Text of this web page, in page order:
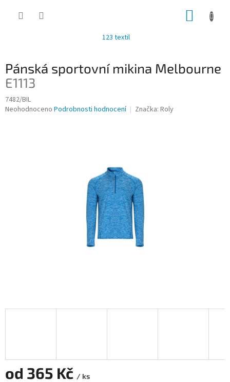
123 textil
Pánská sportovní mikina Melbourne
E1113
7482/BIL
Průměrné
Neohodnoceno Podrobnosti hodnocení Značka: Roly
od 365 Kč / ks